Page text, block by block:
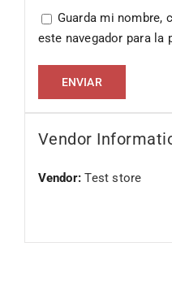
Guarda mi nombre,
este navegador para la
Vendor
Vendor:Test store